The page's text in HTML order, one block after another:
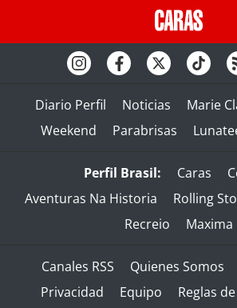
Diario Perfil Noticias Marie
Weekend
Parabrisas
Perfil Brasil: Caras
Aventuras Na Historia
Rolling
Recreio
Maxima
Canales RSS Quienes Somos
Privacidad
Equipo
Reglas